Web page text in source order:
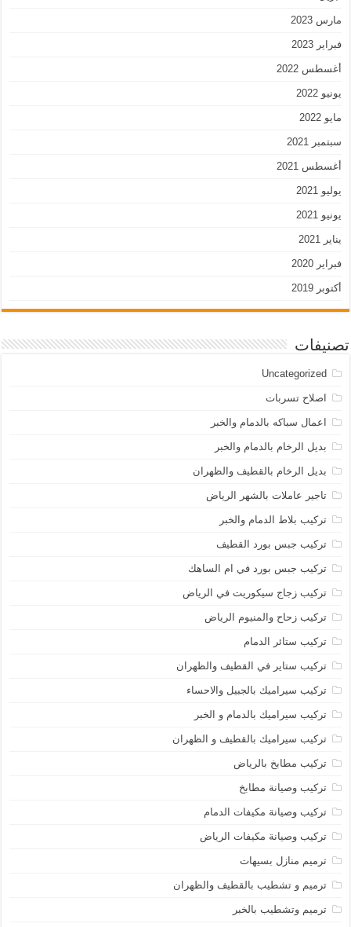
مارس 2023
فبراير 2023
أغسطس 2022
يونيو 2022
مايو 2022
سبتمبر 2021
أغسطس 2021
يوليو 2021
يونيو 2021
يناير 2021
فبراير 2020
أكتوبر 2019
تصنيفات
Uncategorized
اصلاح تسربات
اعمال سباكه بالدمام والخبر
بديل الرخام بالدمام والخبر
بديل الرخام بالقطيف والظهران
تاجير عاملات بالشهر الرياض
تركيب بلاط الدمام والخبر
تركيب جبس بورد القطيف
تركيب جبس بورد في ام الساهك
تركيب زجاج سيكوريت في الرياض
تركيب زحاح والمنيوم الرياض
تركيب ستائر الدمام
تركيب ستاير في القطيف والظهران
تركيب سيراميك بالجبيل والاحساء
تركيب سيراميك بالدمام و الخبر
تركيب سيراميك بالقطيف و الظهران
تركيب مطابخ بالرياض
تركيب وصيانة مطابخ
تركيب وصيانة مكيفات الدمام
تركيب وصيانة مكيفات الرياض
ترميم منازل بسيهات
ترميم و تشطيب بالقطيف والظهران
ترميم وتشطيب بالخبر